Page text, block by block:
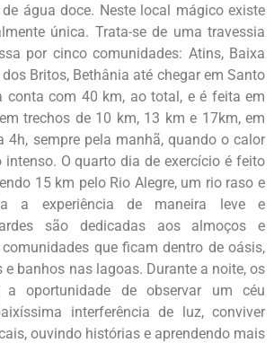
água doce. Neste local mágico existe
única. Trata-se de uma travessia
por cinco comunidades: Atins, Baixa
Britos, Bethânia até chegar em Santo
conta com 40 km, ao total, e é feita em
trechos de 10 km, 13 km e 17km, em
4h, sempre pela manhã, quando o calor
O quarto dia de exercício é feito
15 km pelo Rio Alegre, um rio raso e
a experiência de maneira leve e
são dedicadas aos almoços e
que ficam dentro de oásis,
e banhos nas lagoas. Durante a noite, os
a oportunidade de observar um céu
interferência de luz, conviver
ouvindo histórias e aprendendo mais